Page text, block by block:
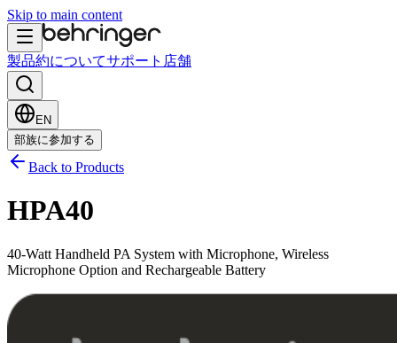
Skip to main content
製品約についてサポート 店舗
EN
部族に参加する
Back to Products
HPA40
40-Watt Handheld PA System with Microphone, Wireless
Microphone Option and Rechargeable Battery